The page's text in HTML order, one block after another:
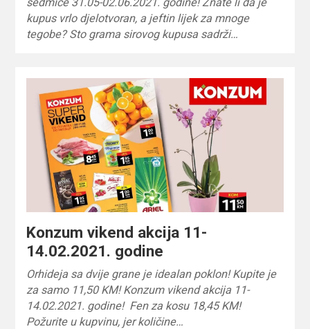
kupus vrlo djelotvoran, a jeftin lijek za mnoge
tegobe? Sto grama sirovog kupusa sadrži…
Konzum vikend akcija 11-
14.02.2021. godine
Orhideja sa dvije grane je idealan poklon! Kupite je
za samo 11,50 KM! Konzum vikend akcija 11-
14.02.2021. godine! Fen za kosu 18,45 KM!
Požurite u kupvinu, jer količine…